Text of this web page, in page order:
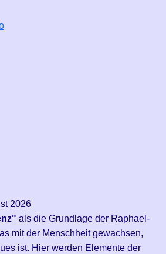
2026
als die Grundlage der Raphael-
mit der Menschheit gewachsen,
ist. Hier werden Elemente der